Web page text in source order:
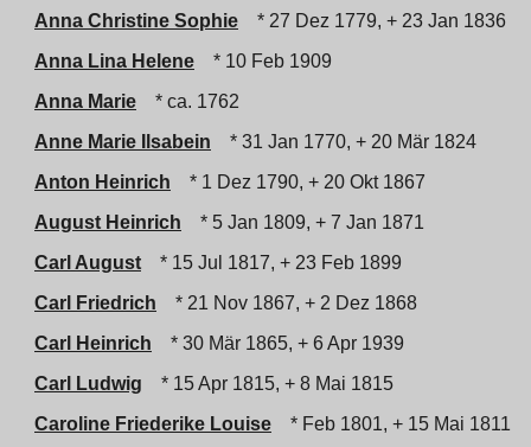
Anna Christine Sophie
* 27 Dez 1779, + 23 Jan 1836
Anna Lina Helene
* 10 Feb 1909
Anna Marie
* ca. 1762
Anne Marie Ilsabein
* 31 Jan 1770, + 20 Mär 1824
Anton Heinrich
* 1 Dez 1790, + 20 Okt 1867
August Heinrich
* 5 Jan 1809, + 7 Jan 1871
Carl August
* 15 Jul 1817, + 23 Feb 1899
Carl Friedrich
* 21 Nov 1867, + 2 Dez 1868
Carl Heinrich
* 30 Mär 1865, + 6 Apr 1939
Carl Ludwig
* 15 Apr 1815, + 8 Mai 1815
Caroline Friederike Louise
* Feb 1801, + 15 Mai 1811